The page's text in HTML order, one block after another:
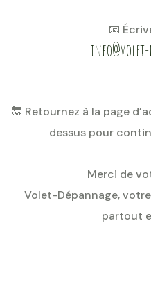
📧
info@volet-
🔙 Retournez à la page
dessus pour
Merci de
Volet-Dépannage,
partout